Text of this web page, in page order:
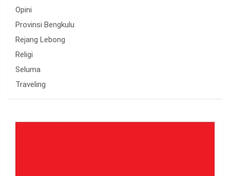
Opini
Provinsi Bengkulu
Rejang Lebong
Religi
Seluma
Traveling